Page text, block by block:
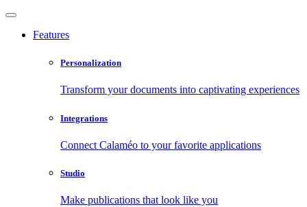
Features
Personalization
Transform your documents into captivating experiences
Integrations
Connect Calaméo to your favorite applications
Studio
Make publications that look like you